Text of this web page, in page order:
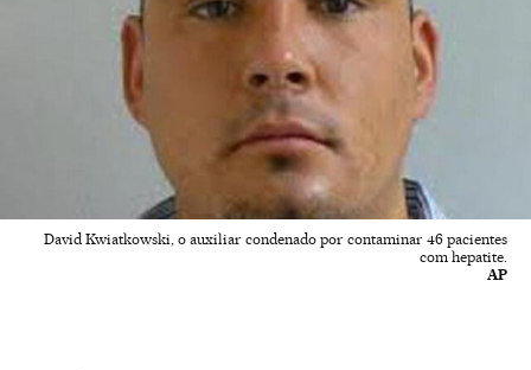
David Kwiatkowski, o auxiliar condenado por contaminar 46 pacientes
com hepatite.
AP